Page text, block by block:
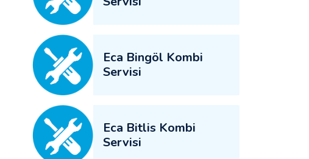
Eca Bingöl Kombi
Servisi
Eca Bitlis Kombi
Servisi